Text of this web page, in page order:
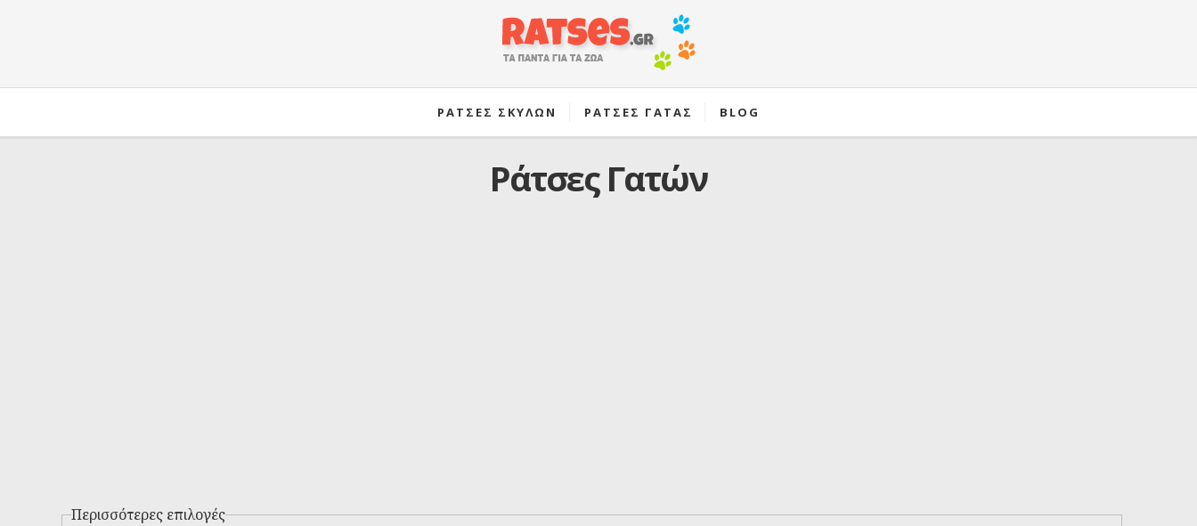
ΡΑΤΣΕΣ ΣΚΥΛΩΝ ΡΑΤΣΕΣ ΓΑΤΑΣ BLOG
Ράτσες Γατών
Περισσότερες επιλογές